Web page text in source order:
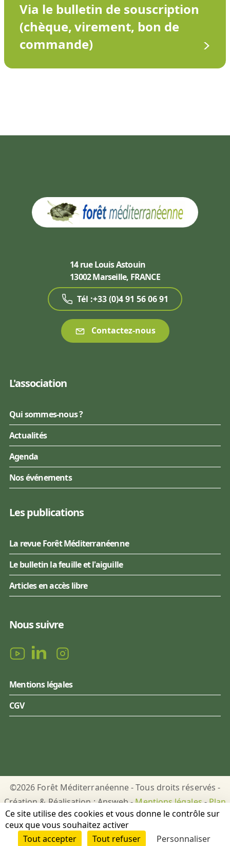
Via le bulletin de souscription
(chèque, virement, bon de
commande)
14 rue Louis Astouin
13002 Marseille, FRANCE
Tél :+33 (0)4 91 56 06 91
Contactez-nous
L'association
Qui sommes-nous ?
Actualités
Agenda
Nos événements
Les publications
La revue Forêt Méditerranéenne
Le bulletin la feuille et l'aiguille
Articles en accès libre
Nous suivre
Mentions légales
CGV
©2026 Forêt Méditerranéenne - Tous droits réservés -
Création & Réalisation : Answeb -Mentions légales-Plan
du site-Gestion des cookies
Ce site utilise des cookies et vous donne le contrôle sur
ceux que vous souhaitez activer
Tout accepter
Tout refuser Personnaliser